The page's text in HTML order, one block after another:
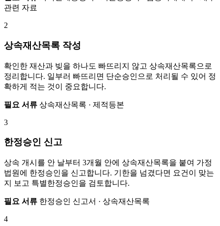
관련 자료
2
상속재산목록 작성
확인한 재산과 빚을 하나도 빠뜨리지 않고 상속재산목록으로
정리합니다. 일부러 빠뜨리면 단순승인으로 처리될 수 있어 정
확하게 적는 것이 중요합니다.
필요 서류 상속재산목록 · 제적등본
3
한정승인 신고
상속 개시를 안 날부터 3개월 안에 상속재산목록을 붙여 가정
법원에 한정승인을 신고합니다. 기한을 넘겼다면 요건이 맞는
지 보고 특별한정승인을 검토합니다.
필요 서류 한정승인 신고서 · 상속재산목록
4